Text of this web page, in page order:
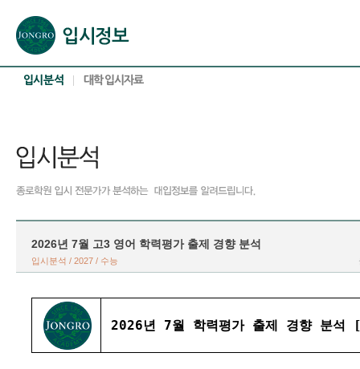
2026년 7월 고3 영어 학력평가 출제 경향 분석
입시분석 / 2027 / 수능
2026년 7월 학력평가 출제 경향 분석